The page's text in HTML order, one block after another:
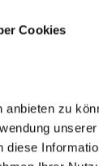
Cookies
anbieten zu
unserer
diese